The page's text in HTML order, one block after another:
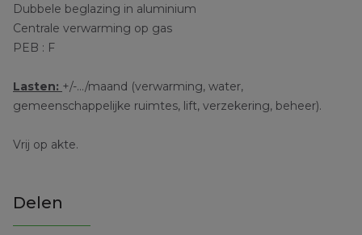
Dubbele beglazing in aluminium
Centrale verwarming op gas
PEB : F
Lasten: +/-.../maand (verwarming, water,
gemeenschappelijke ruimtes, lift, verzekering, beheer).
Vrij op akte.
Delen